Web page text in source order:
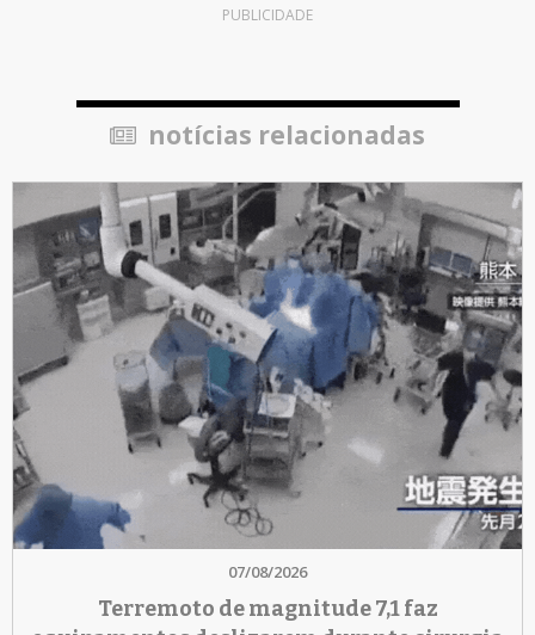
PUBLICIDADE
notícias relacionadas
07/08/2026
Terremoto de magnitude 7,1 faz